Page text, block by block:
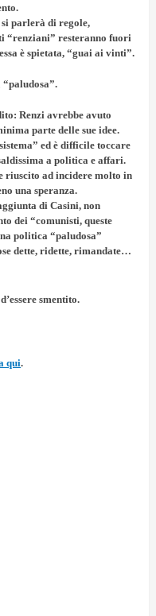
parlerà di regole,
“renziani” resteranno fuori
è spietata, “guai ai vinti”.
Renzi avrebbe avuto
parte delle sue idee.
ed è difficile toccare
a politica e affari.
riuscito ad incidere molto in
una speranza.
di Casini, non
dei “comunisti, queste
politica “paludosa”
dette, ridette, rimandate…
smentito.
qui.